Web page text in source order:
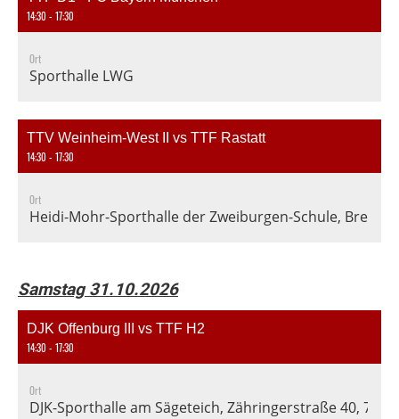
14:30 - 17:30
Ort
Sporthalle LWG
TTV Weinheim-West II vs TTF Rastatt
14:30 - 17:30
Ort
Heidi-Mohr-Sporthalle der Zweiburgen-Schule,
Samstag 31.10.2026
DJK Offenburg III vs TTF H2
14:30 - 17:30
Ort
DJK-Sporthalle am Sägeteich, Zähringerstraße 40,